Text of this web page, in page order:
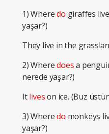
1) Wheredo giraffes
yaşar?)
They live in the
2) Wheredoesa
nerede yaşar?)
Itliveson ice. (Buz
3) Wheredo monkeys
yaşar?)